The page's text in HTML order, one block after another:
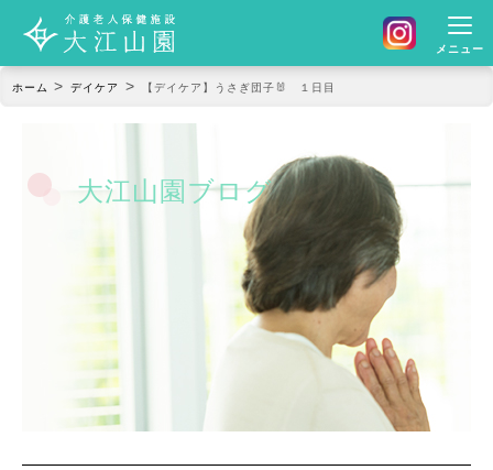
メニュー
ホーム >デイケア > 【デイケア】うさぎ団子🐰 １日目
大江山園ブログ